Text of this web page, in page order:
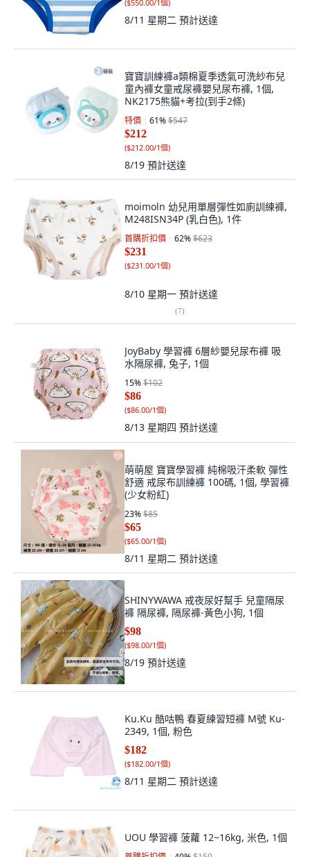
($550.00/1個)
8/11 星期二 預計送達
寶寶訓練褲a類棉夏季透氣可洗紗布兒
童內褲女童戒尿褲嬰兒尿布褲, 1個,
NK2175熊貓+考拉(到手2條)
特價 61%$547
$212
($212.00/1個)
8/19 預計送達
moimoln 幼兒用單層彈性如廁訓練褲,
M248ISN34P (乳白色), 1件
首購折扣價 62%$623
$231
($231.00/1個)
8/10 星期一 預計送達
(7)
JoyBaby 學習褲 6層紗嬰兒尿布褲 吸
水隔尿褲, 兔子, 1個
15%$102
$86
($86.00/1個)
8/13 星期四 預計送達
萌萌屋 寶寶學習褲 純棉吸汗柔軟 彈性
舒適 戒尿布訓練褲 100碼, 1個, 學習褲
(少女粉紅)
23%$85
$65
($65.00/1個)
8/11 星期二 預計送達
SHINYWAWA 戒夜尿好幫手 兒童隔尿
褲 隔尿褲, 隔尿褲-黃色小狗, 1個
$98
($98.00/1個)
8/19 預計送達
Ku.Ku 酷咕鴨 春夏練習短褲 M號 Ku-
2349, 1個, 粉色
$182
($182.00/1個)
8/11 星期二 預計送達
UOU 學習褲 菠蘿 12~16kg, 米色, 1個